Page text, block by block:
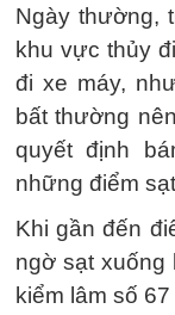
Ngày thường,
khu vực thủy
đi xe máy,
bất thường
quyết định
những điểm
Khi gần đến
ngờ sạt xuống
kiểm lâm số